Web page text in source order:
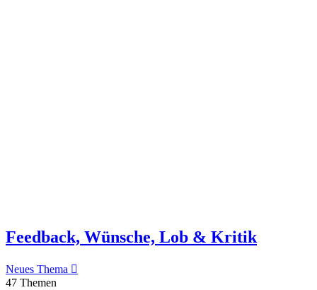
Feedback, Wünsche, Lob & Kritik
Neues Thema
47 Themen